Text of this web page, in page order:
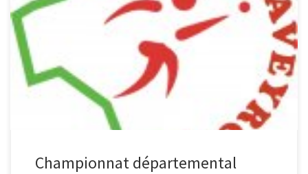
BCM Millau qualifié pour le championnat de France quadrette M4
Championnat départemental